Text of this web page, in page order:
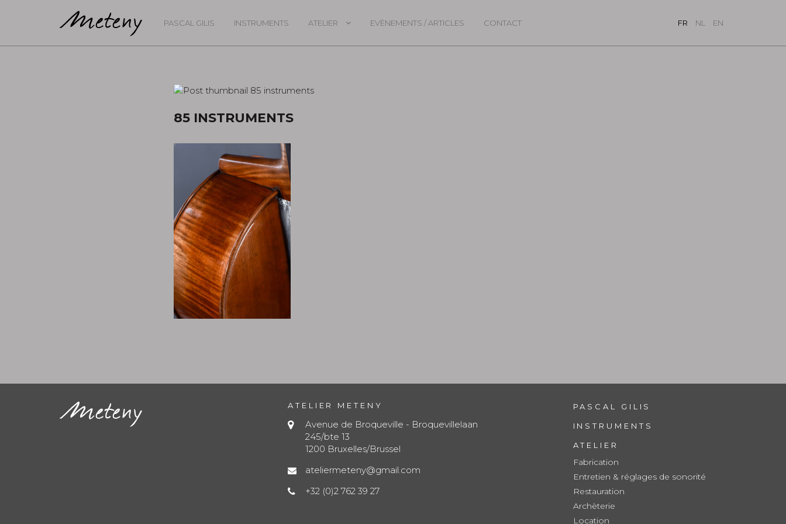
PASCAL GILIS INSTRUMENTS ATELIER EVÈNEMENTS / ARTICLES CONTACT FR NL EN
85 INSTRUMENTS
ATELIER METENY
Avenue de Broqueville - Broquevillelaan
245/bte 13
1200 Bruxelles/Brussel
ateliermeteny@gmail.com
+32 (0)2 762 39 27
PASCAL GILIS
INSTRUMENTS
ATELIER
Fabrication
Entretien & réglages de sonorité
Restauration
Archèterie
Location